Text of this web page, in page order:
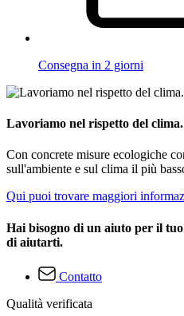
Consegna in 2 giorni
Lavoriamo nel rispetto del clima.
Con concrete misure ecologiche
sull'ambiente e sul clima il più
Qui puoi trovare maggiori
Hai bisogno di un aiuto per il
di aiutarti.
Contatto
Qualità verificata